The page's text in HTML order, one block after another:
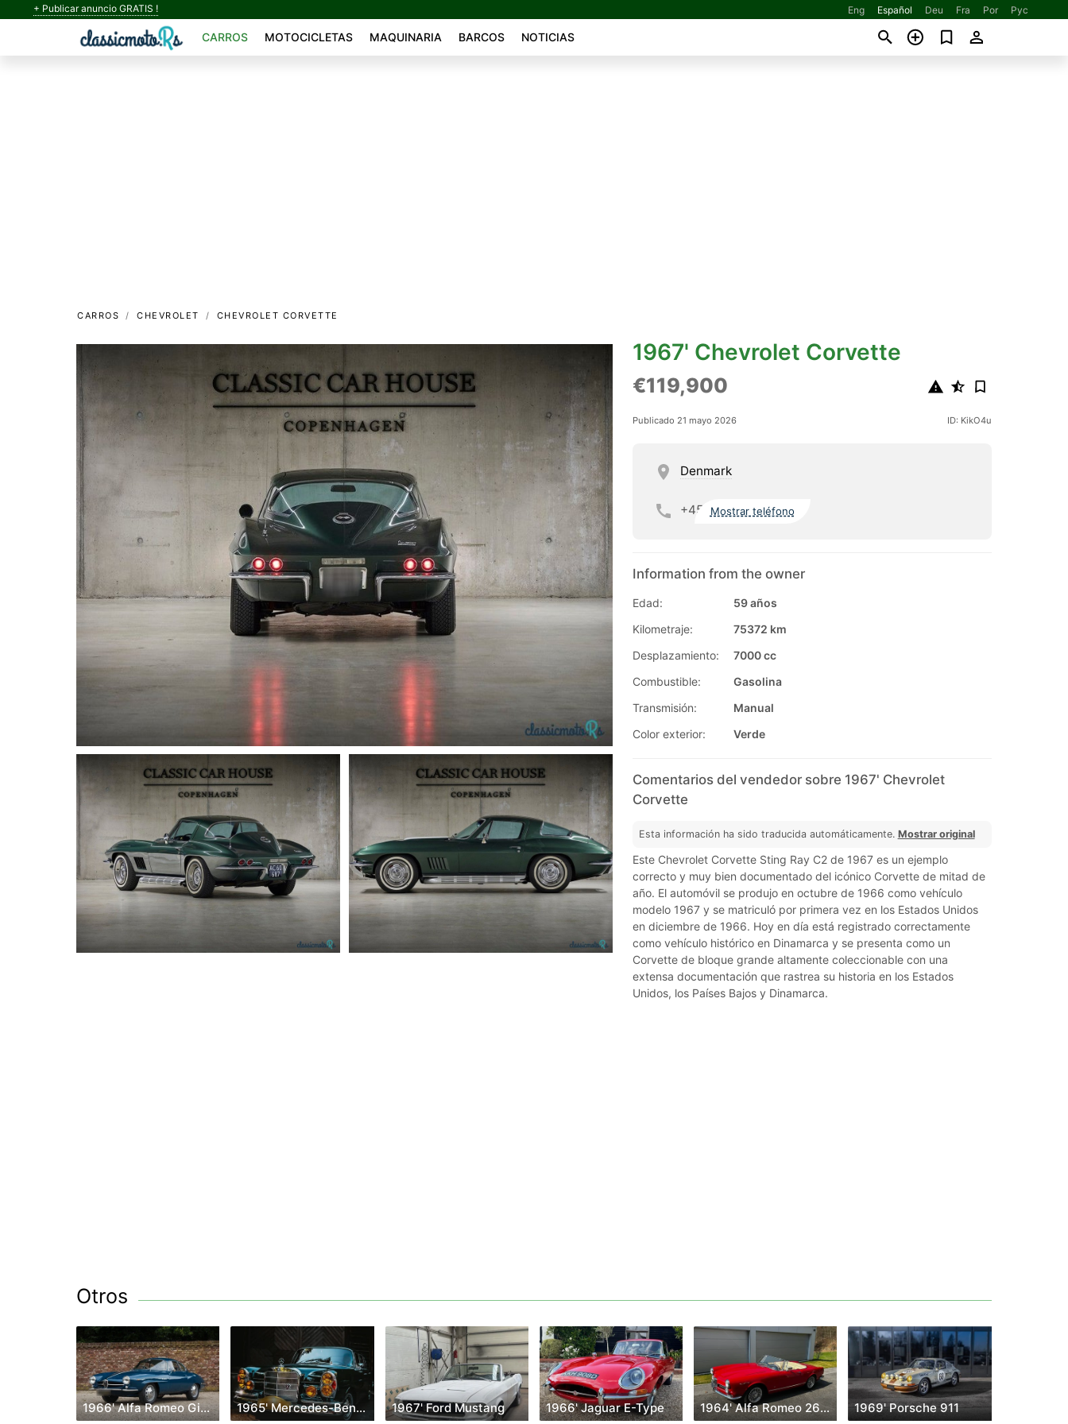
+ Publicar anuncio GRATIS ! Eng Español Deu Fra Por Рус
CARROS MOTOCICLETAS MAQUINARIA BARCOS NOTICIAS
CARROS CHEVROLET CHEVROLET CORVETTE
1967' Chevrolet Corvette
€119,900
Publicado 21 mayo 2026 ID: KikO4u
Denmark
+45 Mostrar teléfono
Information from the owner
Edad:
59 años
Kilometraje:
75372 km
Desplazamiento:
7000 cc
Combustible:
Gasolina
Transmisión:
Manual
Color exterior:
Verde
Comentarios del vendedor sobre 1967' Chevrolet
Corvette
Esta información ha sido traducida automáticamente. Mostrar original
Este Chevrolet Corvette Sting Ray C2 de 1967 es un ejemplo
correcto y muy bien documentado del icónico Corvette de mitad de
año. El automóvil se produjo en octubre de 1966 como vehículo
modelo 1967 y se matriculó por primera vez en los Estados Unidos
en diciembre de 1966. Hoy en día está registrado correctamente
como vehículo histórico en Dinamarca y se presenta como un
Corvette de bloque grande altamente coleccionable con una
extensa documentación que rastrea su historia en los Estados
Unidos, los Países Bajos y Dinamarca.
Otros
1966' Alfa Romeo Giulia 1965' Mercedes-Benz W111 1967' Ford Mustang 1966' Jaguar E-Type 1964' Alfa Romeo 2600 Spider 1969' Porsche 911